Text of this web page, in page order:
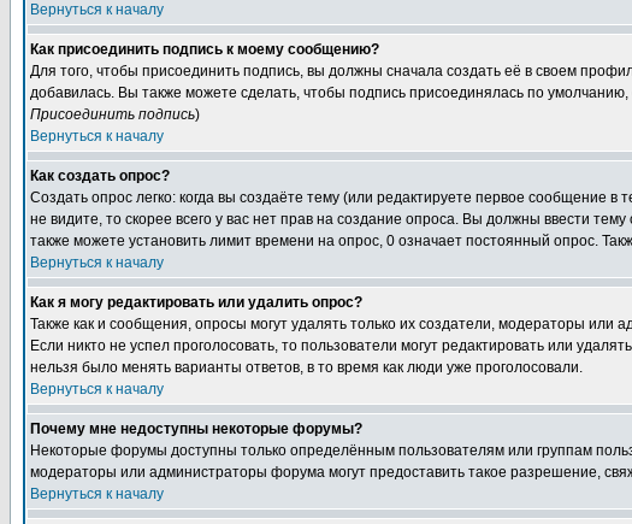
Вернуться к началу
Как присоединить подпись к моему сообщению?
Для того, чтобы присоединить подпись, вы должны сначала создать её в своем
добавилась. Вы также можете сделать, чтобы подпись присоединялась по
Присоединить подпись)
Вернуться к началу
Как создать опрос?
Создать опрос легко: когда вы создаёте тему (или редактируете первое сообщение
не видите, то скорее всего у вас нет прав на создание опроса. Вы должны ввести
также можете установить лимит времени на опрос, 0 означает постоянный опрос.
Вернуться к началу
Как я могу редактировать или удалить опрос?
Также как и сообщения, опросы могут удалять только их создатели, модераторы или
Если никто не успел проголосовать, то пользователи могут редактировать или
нельзя было менять варианты ответов, в то время как люди уже проголосовали.
Вернуться к началу
Почему мне недоступны некоторые форумы?
Некоторые форумы доступны только определённым пользователям или группам
модераторы или администраторы форума могут предоставить такое разрешение,
Вернуться к началу